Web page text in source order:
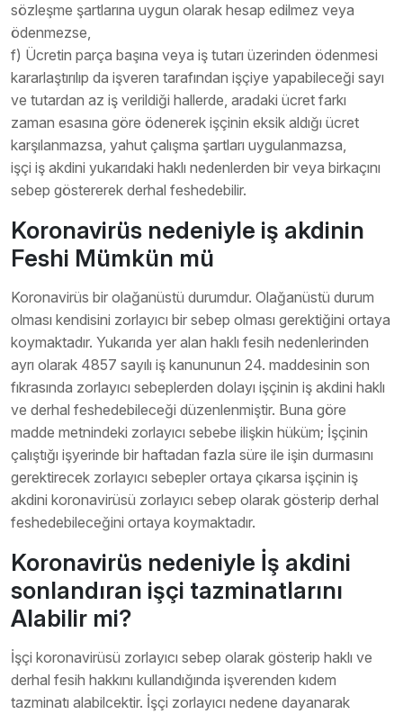
sözleşme şartlarına uygun olarak hesap edilmez veya
ödenmezse,
f) Ücretin parça başına veya iş tutarı üzerinden ödenmesi
kararlaştırılıp da işveren tarafından işçiye yapabileceği sayı
ve tutardan az iş verildiği hallerde, aradaki ücret farkı
zaman esasına göre ödenerek işçinin eksik aldığı ücret
karşılanmazsa, yahut çalışma şartları uygulanmazsa,
işçi iş akdini yukarıdaki haklı nedenlerden bir veya birkaçını
sebep göstererek derhal feshedebilir.
Koronavirüs nedeniyle iş akdinin
Feshi Mümkün mü
Koronavirüs bir olağanüstü durumdur. Olağanüstü durum
olması kendisini zorlayıcı bir sebep olması gerektiğini ortaya
koymaktadır. Yukarıda yer alan haklı fesih nedenlerinden
ayrı olarak 4857 sayılı iş kanununun 24. maddesinin son
fıkrasında zorlayıcı sebeplerden dolayı işçinin iş akdini haklı
ve derhal feshedebileceği düzenlenmiştir. Buna göre
madde metnindeki zorlayıcı sebebe ilişkin hüküm; İşçinin
çalıştığı işyerinde bir haftadan fazla süre ile işin durmasını
gerektirecek zorlayıcı sebepler ortaya çıkarsa işçinin iş
akdini koronavirüsü zorlayıcı sebep olarak gösterip derhal
feshedebileceğini ortaya koymaktadır.
Koronavirüs nedeniyle İş akdini
sonlandıran işçi tazminatlarını
Alabilir mi?
İşçi koronavirüsü zorlayıcı sebep olarak gösterip haklı ve
derhal fesih hakkını kullandığında işverenden kıdem
tazminatı alabilcektir. İşçi zorlayıcı nedene dayanarak